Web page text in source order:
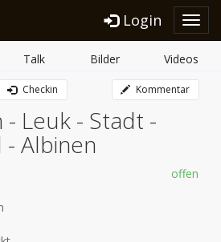
Login
Talk Bilder Videos
Checkin Kommentar
Leuk - Stadt -
Albinen
offen